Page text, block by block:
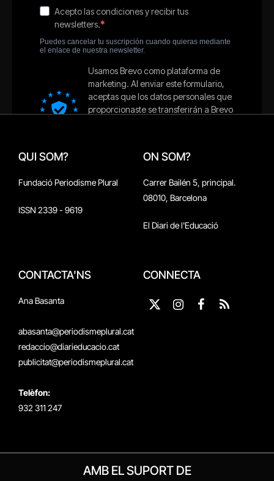
QUI SOM?
Fundació Periodisme Plural
ISSN 2339 - 9619
ON SOM?
Carrer Bailén 5, principal.
08010, Barcelona
El Diari de l'Educació
CONTACTA'NS
Ana Basanta
abasanta@periodismeplural.cat
redaccio@diarieducacio.cat
publicitat@periodismeplural.cat
Telèfon:
932 311 247
CONNECTA
X
Instagram
Facebook
RSS
AMB EL SUPORT DE